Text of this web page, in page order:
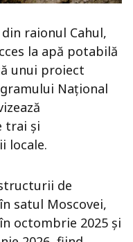
raionul Cahul,
la apă potabilă
unui proiect
Național
trai și
locale.
de
satul Moscovei,
octombrie 2025 și